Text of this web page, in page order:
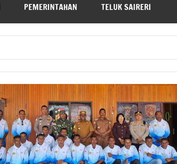
PEMERINTAHAN TELUK SAIRERI